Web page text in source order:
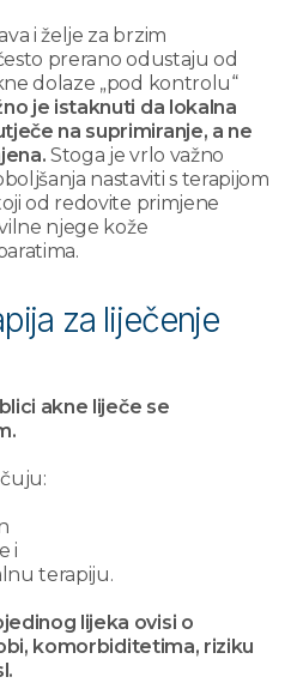
i želje za brzim
prerano odustaju od
dolaze „pod kontrolu“
je istaknuti da lokalna
na suprimiranje, a ne
Stoga je vrlo važno
nastaviti s terapijom
od redovite primjene
njege kože
za liječenje
akne liječe se
i
terapiju.
lijeka ovisi o
komorbiditetima, riziku